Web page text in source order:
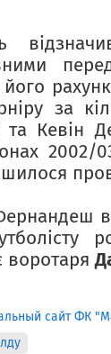
за
та Кевін
воротаря
сайт ФК